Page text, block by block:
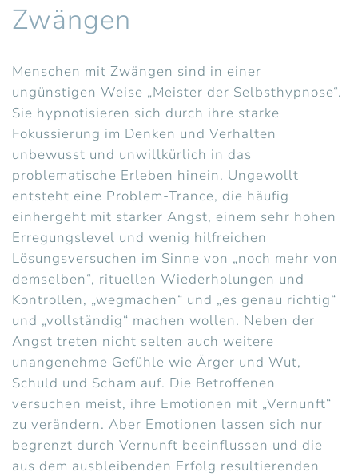
Zwängen
Menschen mit Zwängen sind in einer
ungünstigen Weise „Meister der Selbsthypnose“.
Sie hypnotisieren sich durch ihre starke
Fokussierung im Denken und Verhalten
unbewusst und unwillkürlich in das
problematische Erleben hinein. Ungewollt
entsteht eine Problem-Trance, die häufig
einhergeht mit starker Angst, einem sehr hohen
Erregungslevel und wenig hilfreichen
Lösungsversuchen im Sinne von „noch mehr von
demselben“, rituellen Wiederholungen und
Kontrollen, „wegmachen“ und „es genau richtig“
und „vollständig“ machen wollen. Neben der
Angst treten nicht selten auch weitere
unangenehme Gefühle wie Ärger und Wut,
Schuld und Scham auf. Die Betroffenen
versuchen meist, ihre Emotionen mit „Vernunft“
zu verändern. Aber Emotionen lassen sich nur
begrenzt durch Vernunft beeinflussen und die
aus dem ausbleibenden Erfolg resultierenden